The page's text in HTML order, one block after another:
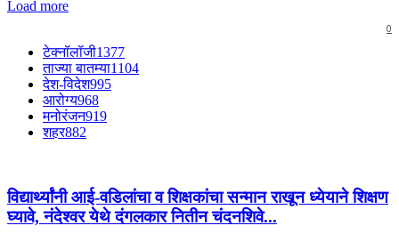
Load more
0
टेक्नॉलॉजी1377
ताज्या बातम्या1104
देश-विदेश995
आरोग्य968
मनोरंजन919
शहर882
विद्यार्थ्यांनी आई-वडिलांचा व शिक्षकांचा सन्मान राखून ध्येयाने शिक्षण
घ्यावे, नंदेश्वर येथे दंगलकार नितीन चंदनशिवे...